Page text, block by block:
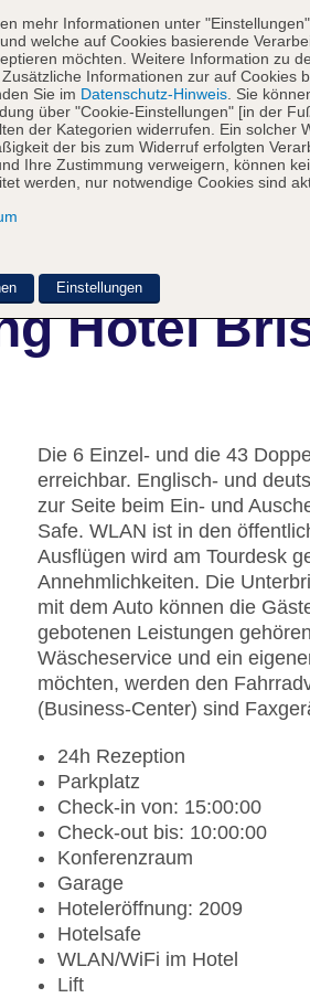
Hotel
Die 6 Einzel- und die 43
erreichbar. Englisch- und
zur Seite beim Ein- und
Safe. WLAN ist in den
Ausflügen wird am Tourdesk
Annehmlichkeiten. Die
mit dem Auto können die
gebotenen Leistungen
Wäscheservice und ein
möchten, werden den
(Business-Center) sind
24h Rezeption
Parkplatz
Check-in von: 15:00:00
Check-out bis: 10:00:00
Konferenzraum
Garage
Hoteleröffnung: 2009
Hotelsafe
WLAN/WiFi im Hotel
Lift
mehr Informationen unter
welche auf Cookies basierende
möchten. Weitere Information zu
. Zusätzliche Informationen zur auf Cookies
Sie im Datenschutz-Hinweis . Sie
über "Cookie-Einstellungen" [in der
der Kategorien widerrufen. Ein solcher
der bis zum Widerruf erfolgten
Ihre Zustimmung verweigern, können
werden, nur notwendige Cookies sind
Einstellungen